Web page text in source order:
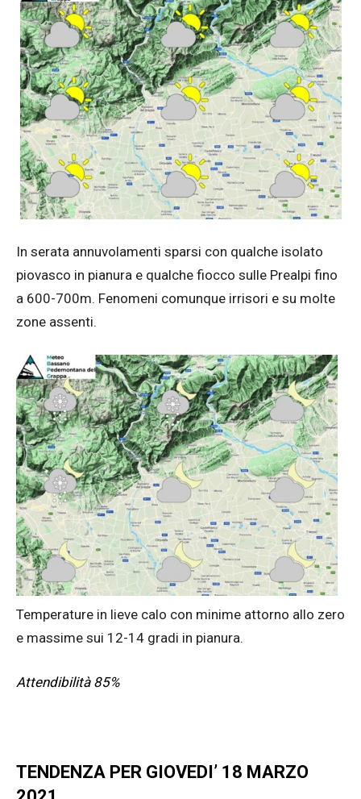
In serata annuvolamenti sparsi con qualche isolato
piovasco in pianura e qualche fiocco sulle Prealpi fino
a 600-700m. Fenomeni comunque irrisori e su molte
zone assenti.
Temperature in lieve calo con minime attorno allo zero
e massime sui 12-14 gradi in pianura.
Attendibilità 85%
TENDENZA PER GIOVEDI’ 18 MARZO